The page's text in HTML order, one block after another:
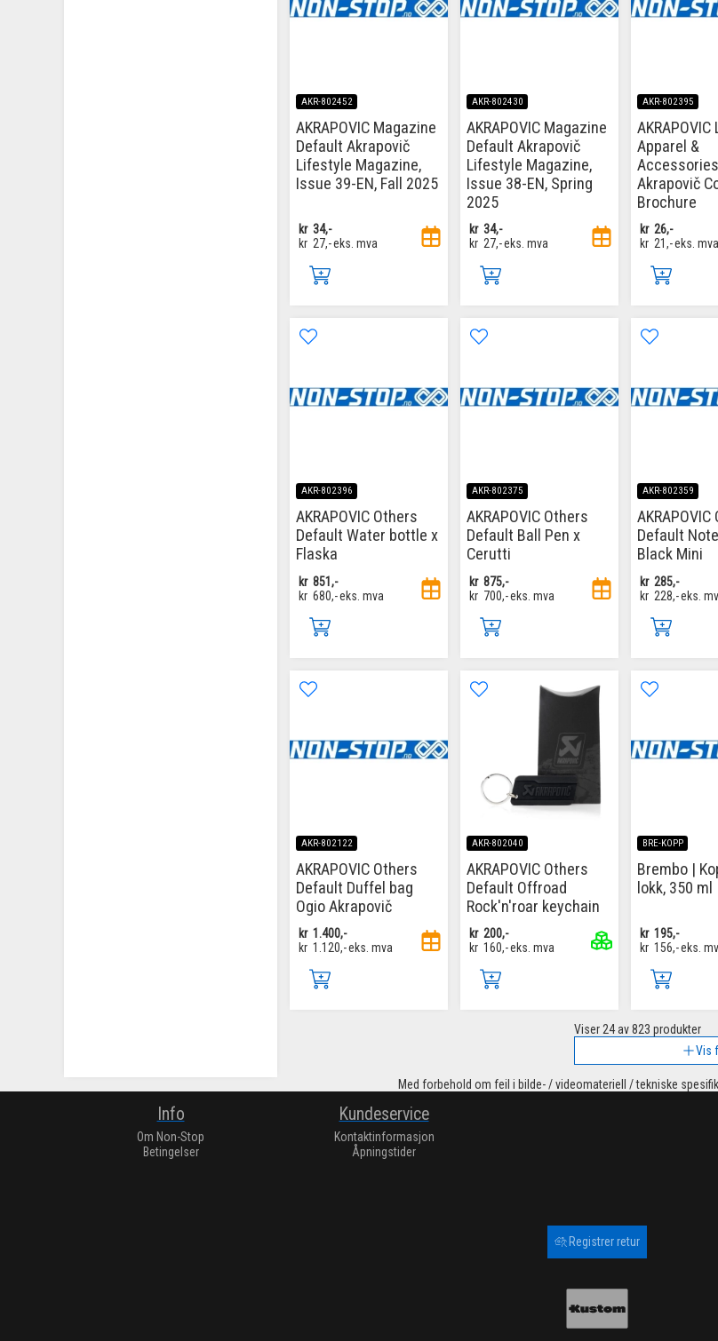
AKR-802452
AKRAPOVIC Magazine
Default Akrapovič
Lifestyle Magazine,
Issue 39-EN, Fall 2025
kr 34,-
kr 27,-eks. mva
AKR-802430
AKRAPOVIC Magazine
Default Akrapovič
Lifestyle Magazine,
Issue 38-EN, Spring
2025
kr 34,-
kr 27,-eks. mva
AKR-802395
Apparel &
Akrapovič
Brochure
kr 26,-
kr 21,-eks. mva
AKR-802396
AKRAPOVIC Others
Default Water bottle x
Flaska
kr 851,-
kr 680,-eks. mva
AKR-802375
AKRAPOVIC Others
Default Ball Pen x
Cerutti
kr 875,-
kr 700,-eks. mva
AKR-802359
Default
Black Mini
kr 285,-
kr 228,-eks.
AKR-802122
AKRAPOVIC Others
Default Duffel bag
Ogio Akrapovič
kr 1.400,-
kr 1.120,-eks. mva
AKR-802040
AKRAPOVIC Others
Default Offroad
Rock'n'roar keychain
kr 200,-
kr 160,-eks. mva
BRE-KOPP
Brembo |
lokk, 350 ml
kr 195,-
kr 156,-eks.
Viser24av 823 produkter
Vis
Med forbehold om feil i bilde- / videomateriell / tekniske
Info
Om Non-Stop
Betingelser
Kundeservice
Kontaktinformasjon
Åpningstider
Registrer retur